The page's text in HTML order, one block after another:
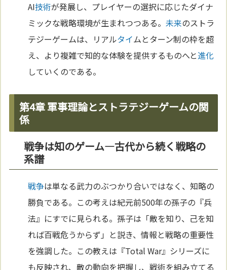
AI技術が発展し、プレイヤーの選択に応じたダイナ
ミックな戦略環境が生まれつつある。未来のストラ
テジーゲームは、リアルタイムとターン制の枠を超
え、より複雑で知的な体験を提供するものへと進化
していくのである。
第4章 軍事理論とストラテジーゲームの関
係
戦争は知のゲーム—古代から続く戦略の
系譜
戦争は単なる武力のぶつかり合いではなく、知略の
勝負である。この考えは紀元前500年の孫子の『兵
法』にすでに見られる。孫子は「敵を知り、己を知
れば百戦危うからず」と説き、情報と戦略の重要性
を強調した。この教えは『Total War』シリーズに
も反映され、敵の動向を把握し、戦術を組み立てる